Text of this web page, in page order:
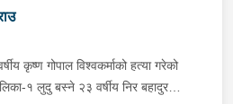
पठाइएको छ ।
।गोदावरी नगरपालिका-८ डुकुछापकी एक
घटनामा संलग्न रही फरार रहेका
ललितपुरबाट खटिएको प्रहरीले पक्राउ
ललितपुरबाट ३ दिन म्याद थप
कृष्ण गोपाल विश्वकर्माको हत्या गरेको
१ लुदु बस्ने २३ वर्षीय निर बहादुर